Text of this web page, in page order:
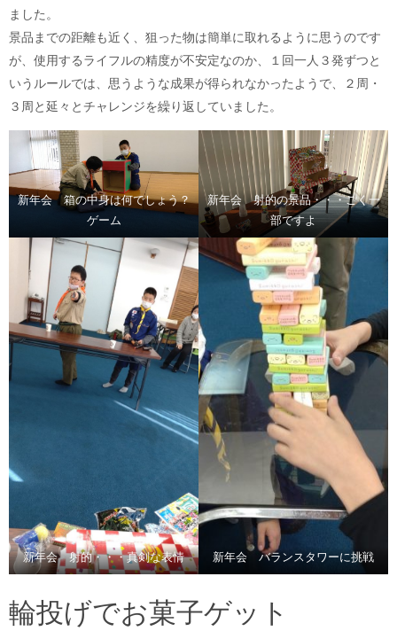
ました。
景品までの距離も近く、狙った物は簡単に取れるように思うのです
が、使用するライフルの精度が不安定なのか、１回一人３発ずつと
いうルールでは、思うような成果が得られなかったようで、２周・
３周と延々とチャレンジを繰り返していました。
新年会 箱の中身は何でしょう？
ゲーム
新年会 射的の景品・・・ごく一
部ですよ
新年会 射的・・・真剣な表情 新年会 バランスタワーに挑戦
輪投げでお菓子ゲット